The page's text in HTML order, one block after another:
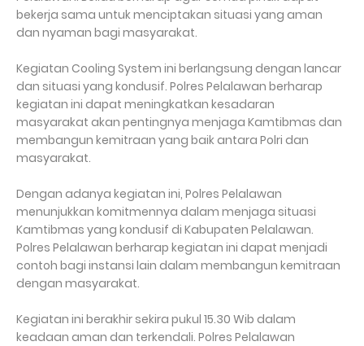
bekerja sama untuk menciptakan situasi yang aman
dan nyaman bagi masyarakat.
Kegiatan Cooling System ini berlangsung dengan lancar
dan situasi yang kondusif. Polres Pelalawan berharap
kegiatan ini dapat meningkatkan kesadaran
masyarakat akan pentingnya menjaga Kamtibmas dan
membangun kemitraan yang baik antara Polri dan
masyarakat.
Dengan adanya kegiatan ini, Polres Pelalawan
menunjukkan komitmennya dalam menjaga situasi
Kamtibmas yang kondusif di Kabupaten Pelalawan.
Polres Pelalawan berharap kegiatan ini dapat menjadi
contoh bagi instansi lain dalam membangun kemitraan
dengan masyarakat.
Kegiatan ini berakhir sekira pukul 15.30 Wib dalam
keadaan aman dan terkendali. Polres Pelalawan